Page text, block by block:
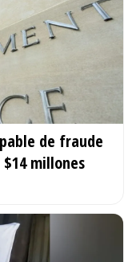
de fraude
millones